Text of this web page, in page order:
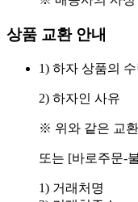
상품 교환 안내
1) 하자 상품의
2) 하자인 사유
※ 위와 같은 교
또는 [바로주문-
1) 거래처명